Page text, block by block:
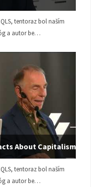
tentoraz bol naším
a autor be…
About Capitalism
tentoraz bol naším
a autor be…